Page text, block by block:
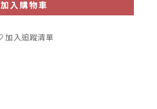
加入購物車
加入追蹤清單